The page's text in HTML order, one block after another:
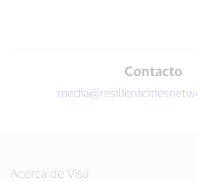
Contacto
Acerca de Visa